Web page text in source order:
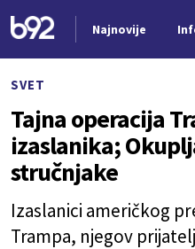
Najnovije
SVET
Tajna operacija
izaslanika;
stručnjake
Izaslanici američkog
Trampa, njegov